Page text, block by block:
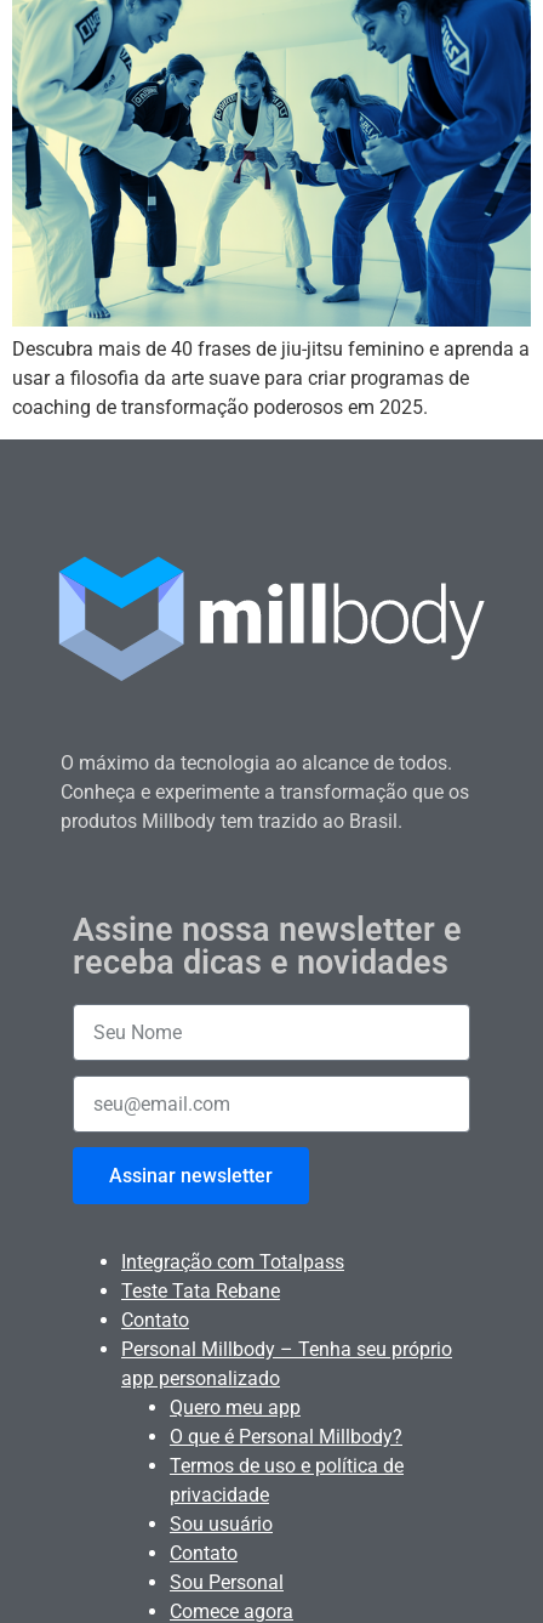
Descubra mais de 40 frases de jiu-jitsu feminino e aprenda a
usar a filosofia da arte suave para criar programas de
coaching de transformação poderosos em 2025.
O máximo da tecnologia ao alcance de todos.
Conheça e experimente a transformação que os
produtos Millbody tem trazido ao Brasil.
Assine nossa newsletter e
receba dicas e novidades
Assinar newsletter
Integração com Totalpass
Teste Tata Rebane
Contato
Personal Millbody – Tenha seu próprio
app personalizado
Quero meu app
O que é Personal Millbody?
Termos de uso e política de
privacidade
Sou usuário
Contato
Sou Personal
Comece agora